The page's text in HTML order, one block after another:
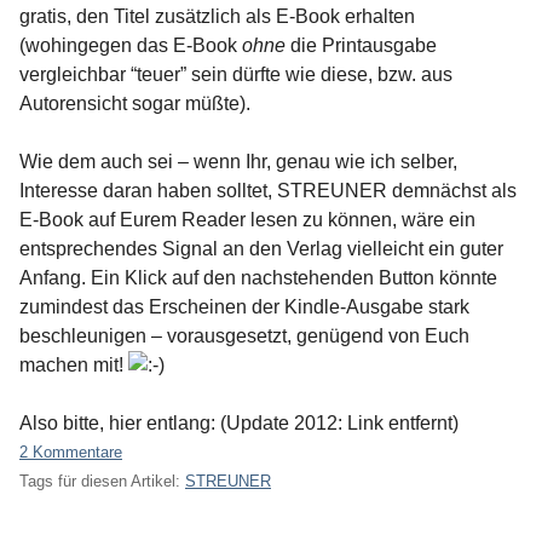
gratis, den Titel zusätzlich als E-Book erhalten
(wohingegen das E-Book ohne die Printausgabe
vergleichbar “teuer” sein dürfte wie diese, bzw. aus
Autorensicht sogar müßte).
Wie dem auch sei – wenn Ihr, genau wie ich selber,
Interesse daran haben solltet, STREUNER demnächst als
E-Book auf Eurem Reader lesen zu können, wäre ein
entsprechendes Signal an den Verlag vielleicht ein guter
Anfang. Ein Klick auf den nachstehenden Button könnte
zumindest das Erscheinen der Kindle-Ausgabe stark
beschleunigen – vorausgesetzt, genügend von Euch
machen mit!
Also bitte, hier entlang: (Update 2012: Link entfernt)
2 Kommentare
Tags für diesen Artikel: STREUNER